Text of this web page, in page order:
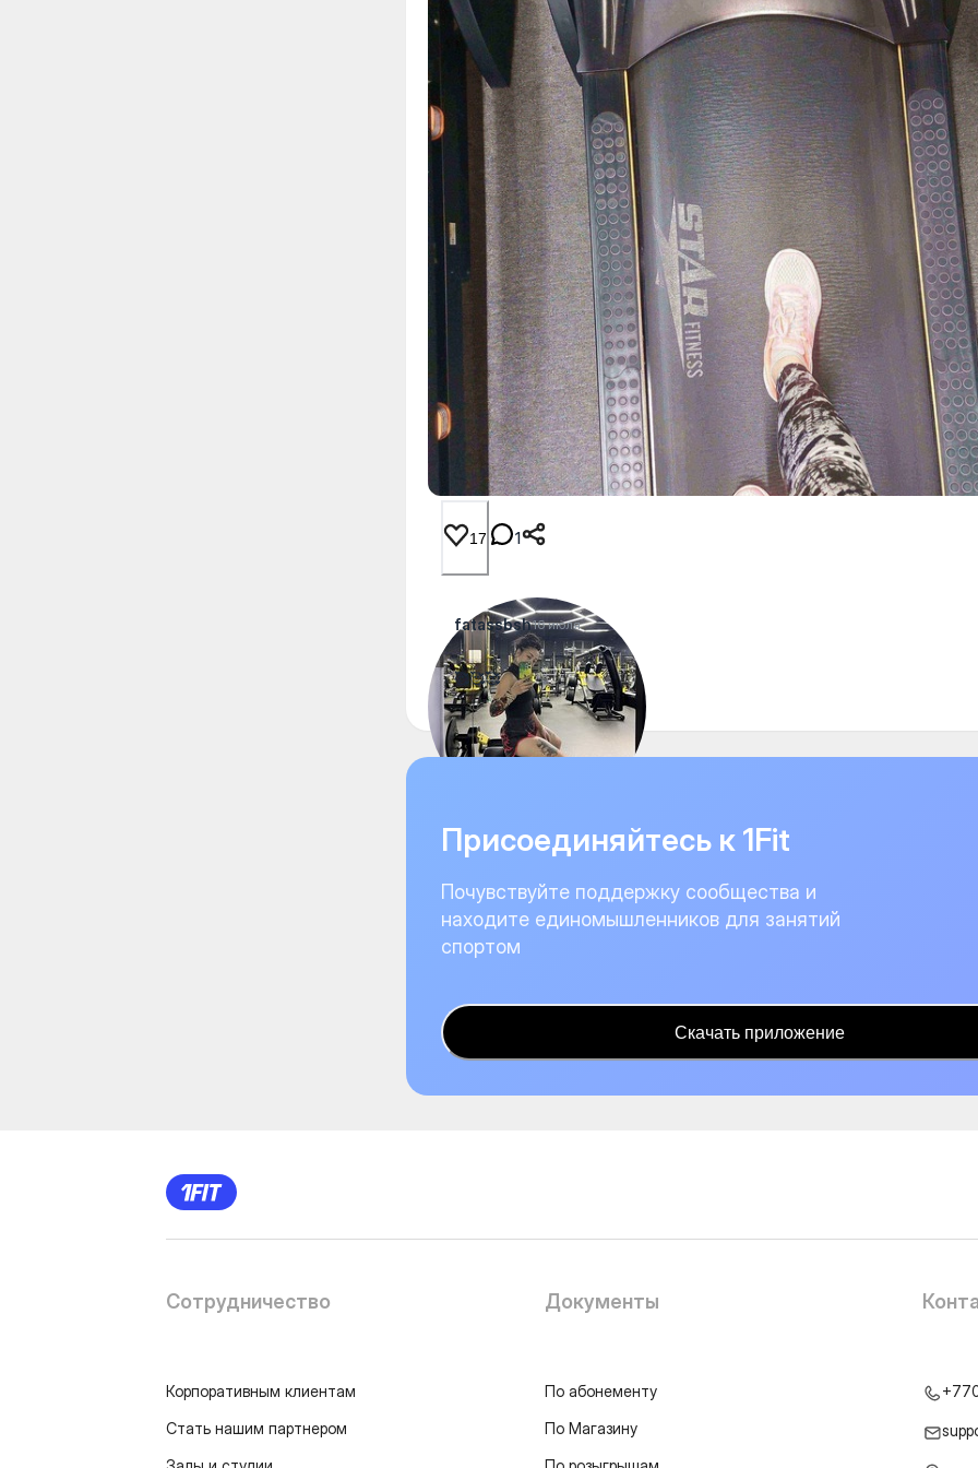
17 1
fatassbsh16 июля
🥰🥰🥰
Присоединяйтесь к 1Fit
Почувствуйте поддержку сообщества и
находите единомышленников для занятий
спортом
Скачать приложение
Сотрудничество
Корпоративным клиентам
Стать нашим партнером
Документы
По абонементу
По Магазину